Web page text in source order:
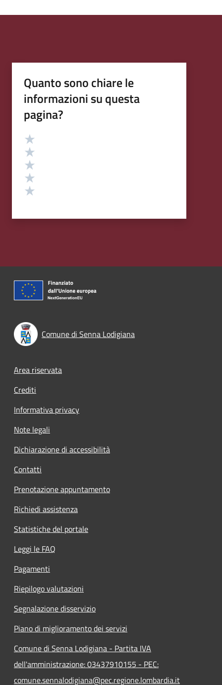
Quanto sono chiare le
informazioni su questa
pagina?
Valutazione
Comune di Senna Lodigiana
Footer menu
Area riservata
Crediti
Informativa privacy
Note legali
Dichiarazione di accessibilità
Contatti
Prenotazione appuntamento
Richiedi assistenza
Statistiche del portale
Leggi le FAQ
Pagamenti
Riepilogo valutazioni
Segnalazione disservizio
Piano di miglioramento dei servizi
Comune di Senna Lodigiana - Partita IVA
dell'amministrazione: 03437910155 - PEC:
comune.sennalodigiana@pec.regione.lombardia.it